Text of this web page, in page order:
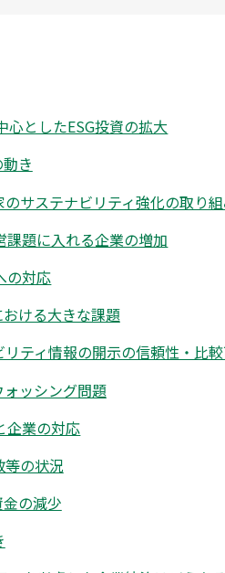
心としたESG投資の拡大
き
サステナビリティ強化の取り
課題に入れる企業の増加
の対応
おける大きな課題
リティ情報の開示の信頼性・比
ォッシング問題
企業の対応
等の状況
金の減少